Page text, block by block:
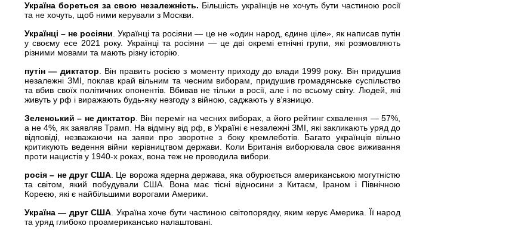
Україна бореться за свою незалежність. Більшість українців не хочуть бути частиною росії
та не хочуть, щоб ними керували з Москви.
Українці – не росіяни . Українці та росіяни — це не «один народ, єдине ціле», як написав путін
у своєму есе 2021 року. Українці та росіяни — це дві окремі етнічні групи, які розмовляють
різними мовами та мають різну історію.
путін — диктатор . Він править росією з моменту приходу до влади 1999 року. Він придушив
незалежні ЗМІ, поклав край вільним та чесним виборам, придушив громадянське суспільство
та вбив своїх політичних опонентів. Вбивав не тільки в росії, але і по всьому світу. Людей, які
живуть у рф і виражають будь-яку незгоду з війною, саджають у в’язницю.
Зеленський – не диктатор . Він переміг на чесних виборах, а його рейтинг схвалення — 57%,
а не 4%, як заявляв Трамп. На відміну від рф, в Україні є незалежні ЗМІ, які закликають уряд до
відповіді, незважаючи на заяви про зворотне з боку кремлеботів. Багато українців вільно
критикують ведення війни керівництвом держави. Коли Британія виборювала своє виживання
проти нацистів у 1940-х роках, вона теж не проводила вибори.
росія – не друг США . Це ворожа ядерна держава, яка обурюється американською могутністю
та світом, який побудували США. Вона має тісні відносини з Китаєм, Іраном і Північною
Кореєю, які є найбільшими ворогами Америки.
Україна — друг США . Україна хоче бути частиною світопорядку, яким керує Америка. Її народ
та уряд глибоко проамерикансько налаштовані.